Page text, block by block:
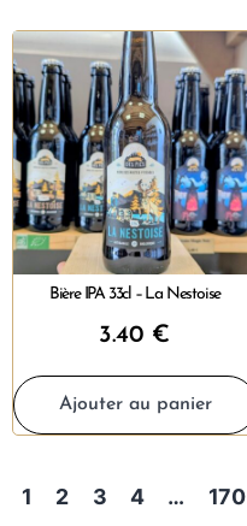
Bière IPA 33cl – La Nestoise
3.40 €
Ajouter au panier
1 2 3 4 … 170